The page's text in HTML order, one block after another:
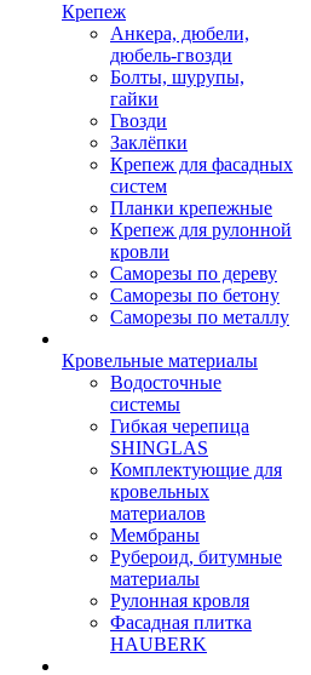
Крепеж
Анкера, дюбели,
дюбель-гвозди
Болты, шурупы,
гайки
Гвозди
Заклёпки
Крепеж для фасадных
систем
Планки крепежные
Крепеж для рулонной
кровли
Саморезы по дереву
Саморезы по бетону
Саморезы по металлу
Кровельные материалы
Водосточные
системы
Гибкая черепица
SHINGLAS
Комплектующие для
кровельных
материалов
Мембраны
Рубероид, битумные
материалы
Рулонная кровля
Фасадная плитка
HAUBERK